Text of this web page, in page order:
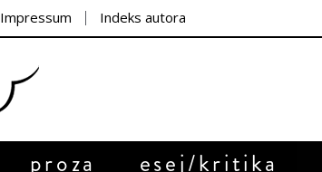
Impressum Indeks autora
proza esej/kritika